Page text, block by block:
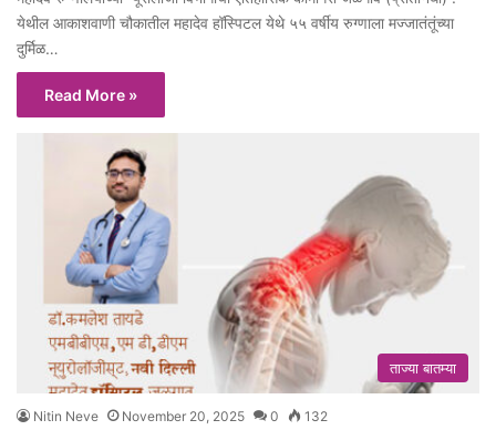
येथील आकाशवाणी चौकातील महादेव हॉस्पिटल येथे ५५ वर्षीय रुग्णाला मज्जातंतूंच्या
दुर्मिळ…
Read More »
ताज्या बातम्या
Nitin Neve November 20, 2025 0 132